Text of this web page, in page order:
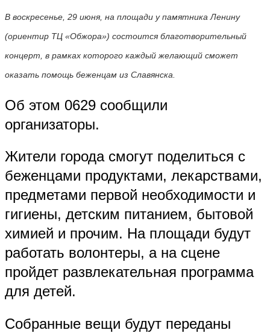
В воскресенье, 29 июня, на площади у памятника Ленину
(ориентир ТЦ «Обжора») состоится благотворительный
концерт, в рамках которого каждый желающий сможет
оказать помощь беженцам из Славянска.
Об этом 0629 сообщили
организаторы.
Жители города смогут поделиться с
беженцами продуктами, лекарствами,
предметами первой необходимости и
гигиены, детским питанием, бытовой
химией и прочим. На площади будут
работать волонтеры, а на сцене
пройдет развлекательная программа
для детей.
Собранные вещи будут переданы